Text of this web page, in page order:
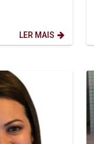
LER MAIS